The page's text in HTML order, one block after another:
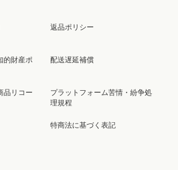
的財産ポ
品リコー
返品ポリシー
配送遅延補償
プラットフォーム苦情・紛争処
理規程
特商法に基づく表記